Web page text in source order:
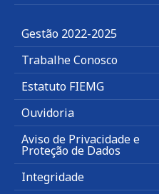
Gestão 2022-2025
Trabalhe Conosco
Estatuto FIEMG
Ouvidoria
Aviso de Privacidade e
Proteção de Dados
Integridade